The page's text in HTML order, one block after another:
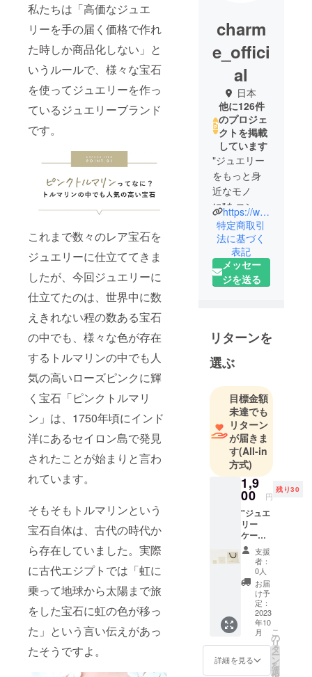
私たちは「高価なジュエ
リーを手の届く価格で作れ
た時しか商品化しない」と
いうルールで、様々な宝石
を使ってジュエリーを作っ
ているジュエリーブランド
です。
これまで数々のレア宝石を
ジュエリーに仕立ててきま
したが、今回ジュエリーに
仕立てたのは、世界中に数
えきれない程の数ある宝石
の中でも、様々な色が存在
するトルマリンの中でも人
気の高いローズピンクに輝
く宝石「ピンクトルマリ
ン」は、1750年頃にインド
洋にあるセイロン島で発見
されたことが始まりと言わ
れています。
そもそもトルマリンという
宝石自体は、古代の時代か
ら存在していました。実際
に古代エジプトでは「虹に
乗って地球から太陽まで旅
をした宝石に虹の色が移っ
た」という言い伝えがあっ
たそうですよ。
charm
e_offici
al
日本
他に126件
のプロジェ
クトを掲載
しています
"ジュエリー
をもっと身
近なモノ
に"をコンセ
プトに
非常識な宝
石をジュエ
リーに作り
替え、適正
しいブラン
ドです。
https://www.instagram.com/charme____official/
特定商取引
法に基づく
表記
メッセー
ジを送る
リターンを
選ぶ
目標金額
未達でも
リターン
が届きま
す(All-in
方式)
1,9
00 円
残り30
"ジュエ
リー
ケー
ス
ショッ
パー
c1 [詳
細] 八角
形ケー
（約）
：縦
60mm×
横
60mm×
支援
者：
0人
お届
け予
定：
2023
年10
月
詳細を見る
こ
の
リ
タ
ー
ン
を
選